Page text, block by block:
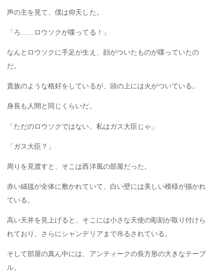
声の主を見て、僕は仰天した。
「ろ……ロウソクが喋ってる！」
なんとロウソクに手足が生え、顔がついたものが喋っていたの
だ。
貴族のような格好をしているが、頭の上には火がついている。
身長も人間と同じくらいだ。
「ただのロウソクではない。私はガス大臣じゃ」
「ガス大臣？」
周りを見渡すと、そこは西洋風の部屋だった。
赤い絨毯が全体に敷かれていて、白い壁には美しい模様が描かれ
ている。
高い天井を見上げると、そこには小さな天使の彫刻が取り付けら
れており、さらにシャンデリアまで吊るされている。
そして部屋の真ん中には、アンティークの長方形の大きなテーブ
ル。